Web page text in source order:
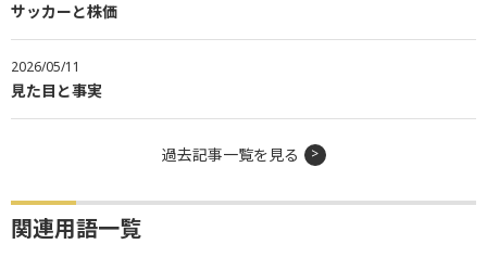
サッカーと株価
2026/05/11
見た目と事実
過去記事一覧を見る
関連用語一覧